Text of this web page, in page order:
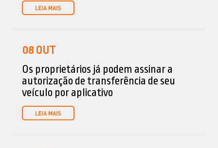
08 OUT
Os proprietários já podem assinar a
autorização de transferência de seu
veículo por aplicativo